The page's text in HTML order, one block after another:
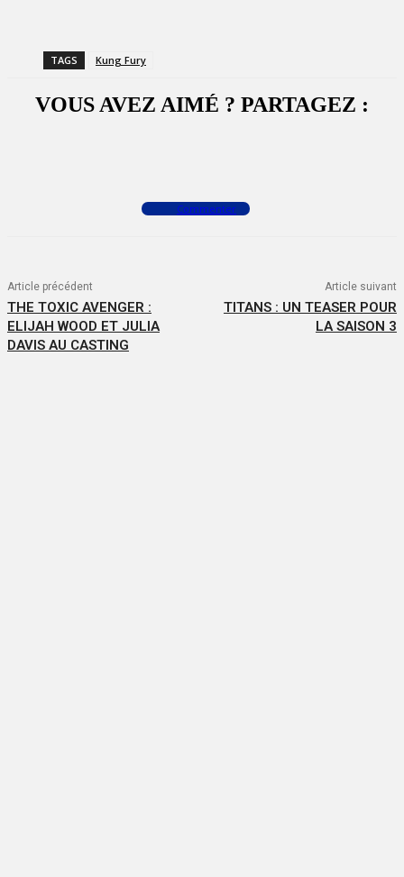
TAGS Kung Fury
VOUS AVEZ AIMÉ ? PARTAGEZ :
Commenter
Article précédent
THE TOXIC AVENGER :
ELIJAH WOOD ET JULIA
DAVIS AU CASTING
Article suivant
TITANS : UN TEASER POUR
LA SAISON 3